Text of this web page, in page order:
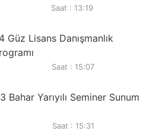
Saat : 13:19
Güz Lisans Danışmanlık
Saat : 15:07
Bahar Yarıyılı Seminer Sunum
Saat : 15:31